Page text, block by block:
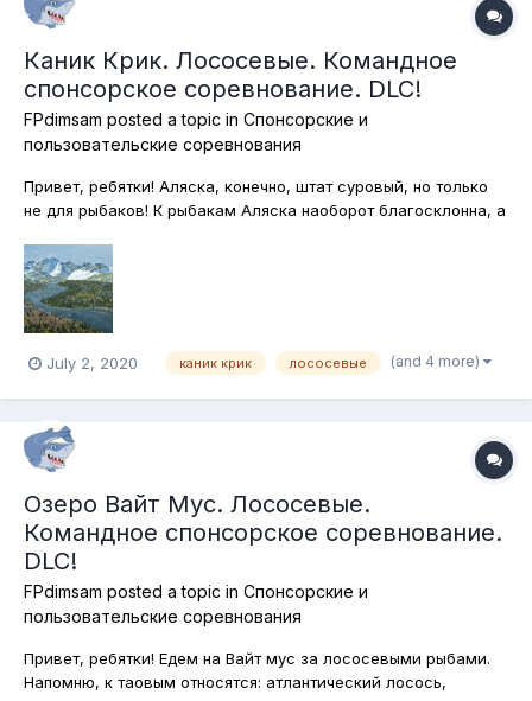
Каник Крик. Лососевые. Командное
спонсорское соревнование. DLC!
FPdimsam posted a topic in Спонсорские и
пользовательские соревнования
Привет, ребятки! Аляска, конечно, штат суровый, но только
не для рыбаков! К рыбакам Аляска наоборот благосклонна, а
самой середине полуострова и славится своими
рыболовными лососевыми местами! Сегодня все на охоту за
лососевой рыбой! Здесь и Г...
July 2, 2020 каник крик лососевые (and 4 more)
Озеро Вайт Мус. Лососевые.
Командное спонсорское соревнование.
DLC!
FPdimsam posted a topic in Спонсорские и
пользовательские соревнования
Привет, ребятки! Едем на Вайт мус за лососевыми рыбами.
Напомню, к таовым относятся: атлантический лосось,